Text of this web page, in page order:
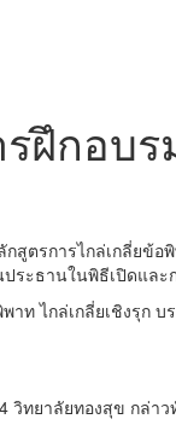
ฝึกอบ
สูตรการไกล่เกลี่ย
ะธานในพิธีเปิดแล
ท ไกล่เกลี่ยเชิงรุก
วิทยาลัยทองสุข กล่